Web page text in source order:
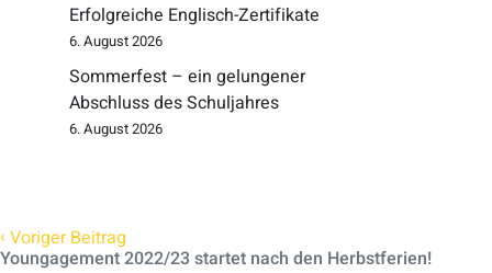
Erfolgreiche Englisch-Zertifikate
6. August 2026
Sommerfest – ein gelungener
Abschluss des Schuljahres
6. August 2026
‹ Voriger Beitrag
Youngagement 2022/23 startet nach den Herbstferien!